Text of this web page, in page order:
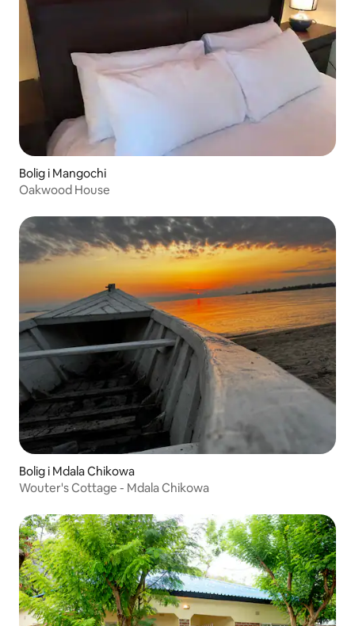
Bolig i Mangochi
Oakwood House
Bolig i Mdala Chikowa
Wouter's Cottage - Mdala Chikowa